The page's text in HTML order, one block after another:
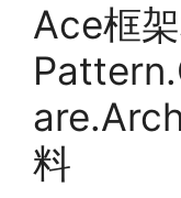
Ace框
料